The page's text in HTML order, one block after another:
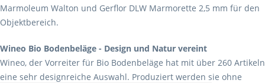
Marmoleum Walton und Gerflor DLW Marmorette 2,5 mm für den
Objektbereich.
Wineo Bio Bodenbeläge - Design und Natur vereint
Wineo, der Vorreiter für Bio Bodenbeläge hat mit über 260 Artikeln
eine sehr designreiche Auswahl. Produziert werden sie ohne